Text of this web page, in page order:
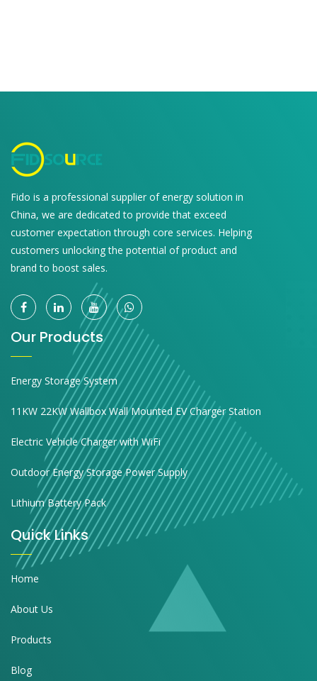
Fido is a professional supplier of energy solution in
China, we are dedicated to provide that exceed
customer expectation through core services. Helping
customers unlocking the potential of product and
brand to boost sales.
Our Products
Energy Storage System
11KW 22KW Wallbox Wall Mounted EV Charger Station
Electric Vehicle Charger with WiFi
Outdoor Energy Storage Power Supply
Lithium Battery Pack
Quick Links
Home
About Us
Products
Blog